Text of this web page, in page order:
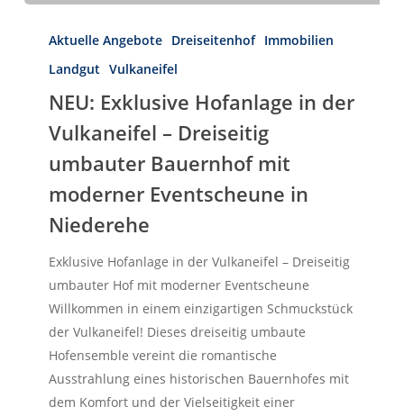
Herzlich Willkommen
First Real Estate Partner
die perfekt zu Ihnen passt?
für Ihre neue Adresse sein!
IMMOBILIEN KONTAKT
Exklusive
Hofanlage
Vulkaneifel
umbauter
Bauernhof
moderner
Eventscheune
Niederehe
Aktuelle Angebote Dreiseitenhof Immobilien
Landgut Vulkaneifel
NEU: Exklusive Hofanlage in der
Vulkaneifel – Dreiseitig
umbauter Bauernhof mit
moderner Eventscheune in
Niederehe
Exklusive Hofanlage in der Vulkaneifel – Dreiseitig
umbauter Hof mit moderner Eventscheune
Willkommen in einem einzigartigen Schmuckstück
der Vulkaneifel! Dieses dreiseitig umbaute
Hofensemble vereint die romantische
Ausstrahlung eines historischen Bauernhofes mit
dem Komfort und der Vielseitigkeit einer